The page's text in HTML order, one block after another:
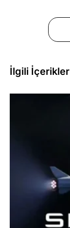
İlgili İçerikler